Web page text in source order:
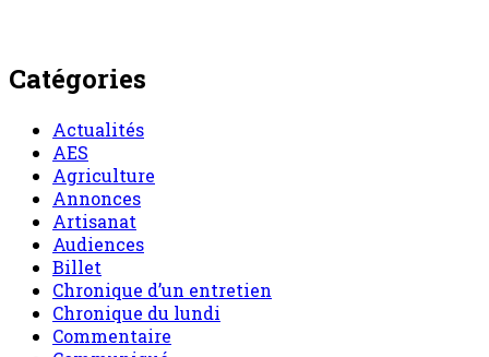
Catégories
Actualités
AES
Agriculture
Annonces
Artisanat
Audiences
Billet
Chronique d’un entretien
Chronique du lundi
Commentaire